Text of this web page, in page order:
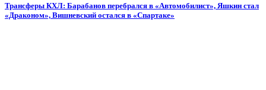
Трансферы КХЛ: Барабанов перебрался в «Автомобилист», Яшкин стал
«Драконом», Вишневский остался в «Спартаке»